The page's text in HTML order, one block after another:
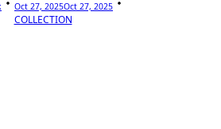
Oct 27, 2025Oct 27, 2025
COLLECTION